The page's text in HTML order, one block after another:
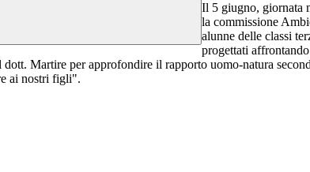
Il 5 giugno, giornata
la commissione
alunne delle classi
progettati
Martire per approfondire il rapporto uomo-natura
ai nostri figli".